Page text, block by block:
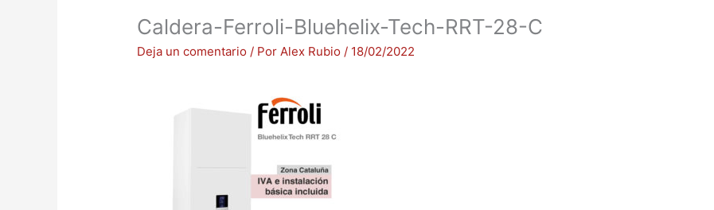
Caldera-Ferroli-Bluehelix-Tech-RRT-28-C
Deja un comentario / PorAlex Rubio / 18/02/2022